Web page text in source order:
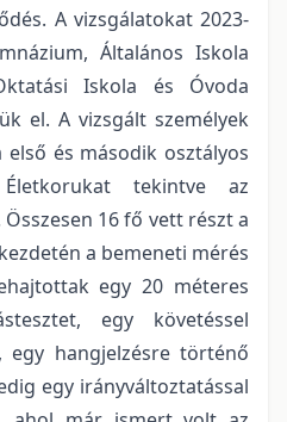
A vizsgálatokat 2023-
Általános Iskola
Iskola és Óvoda
el. A vizsgált személyek
és második osztályos
tekintve az
16 fő vett részt a
a bemeneti mérés
egy 20 méteres
egy követéssel
hangjelzésre történő
egy irányváltoztatással